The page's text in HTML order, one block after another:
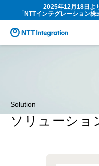
2025年12月18日よ
「NTTインテグレーション
Solution
ソリューショ